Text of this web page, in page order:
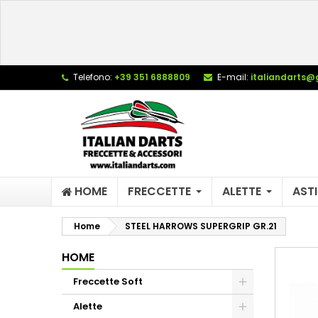
Telefono: +39 351 6888809 E-mail:
HOME FRECCETTE ALETTE
Home STEEL HARROWS SUPERGRIP GR.21
HOME
Freccette Soft
Alette
add_circle_outline